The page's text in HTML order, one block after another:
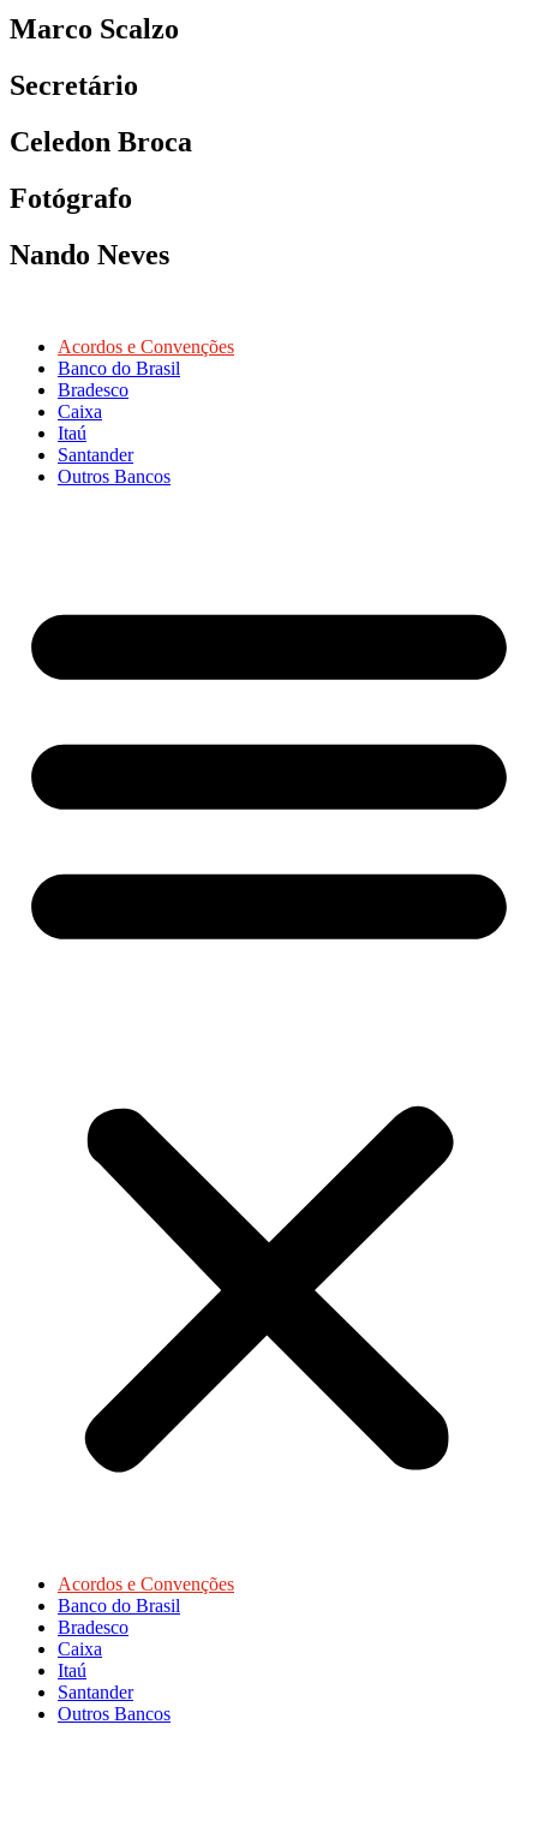
Marco Scalzo
Secretário
Celedon Broca
Fotógrafo
Nando Neves
Acordos e Convenções
Banco do Brasil
Bradesco
Caixa
Itaú
Santander
Outros Bancos
Acordos e Convenções
Banco do Brasil
Bradesco
Caixa
Itaú
Santander
Outros Bancos